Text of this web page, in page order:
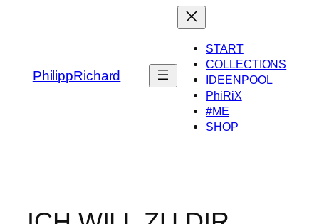
PhilippRichard
START
COLLECTIONS
IDEENPOOL
PhiRiX
#ME
SHOP